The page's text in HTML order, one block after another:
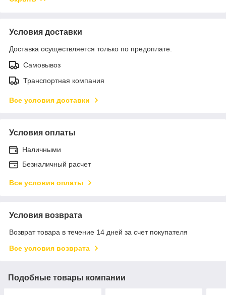
Условия доставки
Доставка осуществляется только по предоплате.
Самовывоз
Транспортная компания
Все условия доставки
Условия оплаты
Наличными
Безналичный расчет
Все условия оплаты
Условия возврата
Возврат товара в течение 14 дней за счет покупателя
Все условия возврата
Подобные товары компании